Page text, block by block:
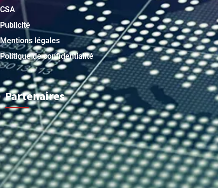
CSA
Publicité
Mentions légales
Politique de confidentialité
Partenaires